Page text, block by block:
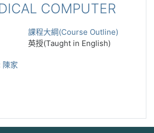
COMPUTER
課程大綱(Course Outline)
英授(Taught in English)
陳家